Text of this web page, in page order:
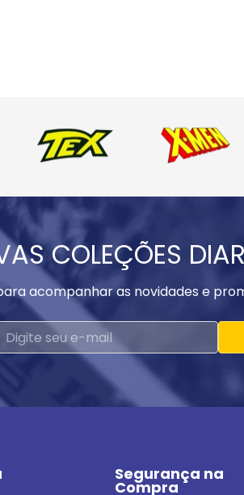
COLEÇÕES
acompanhar as novidades e
Segurança na
Compra